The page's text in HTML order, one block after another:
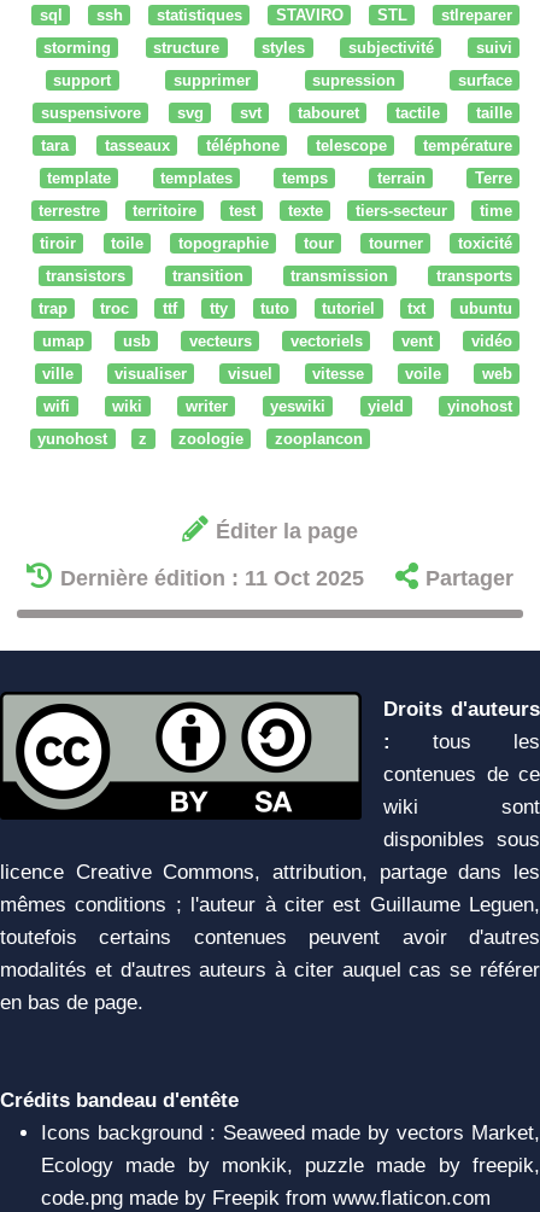
sql
ssh statistiques STAVIRO STL
stlreparer
storming
structure styles subjectivité
suivi
support
supprimer supression
surface
suspensivore
svg svt tabouret tactile
taille
tara
tasseaux téléphone telescope
température
template
templates temps terrain
Terre
terrestre
territoire test texte tiers-secteur
time
tiroir
toile topographie tour tourner
toxicité
transistors
transition transmission
transports
trap
troc ttf tty tuto tutoriel txt
ubuntu
umap
usb vecteurs vectoriels vent
vidéo
ville
visualiser visuel vitesse voile
web
wifi
wiki writer yeswiki yield
yinohost
yunohost
z zoologie zooplancon
Éditer la page
Dernière édition : 11 Oct 2025
Partager
Droits d'auteurs
:
tous les
contenues de ce
wiki sont
disponibles sous
licence Creative Commons, attribution, partage dans les
mêmes conditions ; l'auteur à citer est Guillaume Leguen,
toutefois certains contenues peuvent avoir d'autres
modalités et d'autres auteurs à citer auquel cas se référer
en bas de page.
Crédits bandeau d'entête
Icons background : Seaweed made by vectors Market,
Ecology made by monkik, puzzle made by freepik,
code.png made by Freepik from www.flaticon.com